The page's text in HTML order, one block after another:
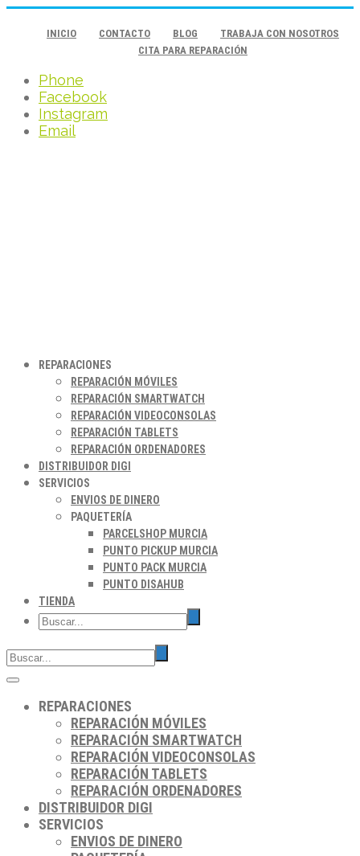
INICIO CONTACTO BLOG
TRABAJA CON NOSOTROS
CITA PARA REPARACIÓN
Phone
Facebook
Instagram
Email
REPARACIONES
REPARACIÓN MÓVILES
REPARACIÓN SMARTWATCH
REPARACIÓN VIDEOCONSOLAS
REPARACIÓN TABLETS
REPARACIÓN ORDENADORES
DISTRIBUIDOR DIGI
SERVICIOS
ENVIOS DE DINERO
PAQUETERÍA
PARCELSHOP MURCIA
PUNTO PICKUP MURCIA
PUNTO PACK MURCIA
PUNTO DISAHUB
TIENDA
REPARACIONES
REPARACIÓN MÓVILES
REPARACIÓN SMARTWATCH
REPARACIÓN VIDEOCONSOLAS
REPARACIÓN TABLETS
REPARACIÓN ORDENADORES
DISTRIBUIDOR DIGI
SERVICIOS
ENVIOS DE DINERO